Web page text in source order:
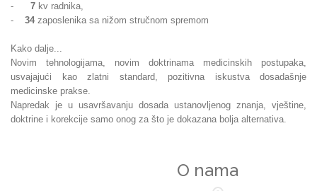
- 7 kv radnika,
- 34 zaposlenika sa nižom stručnom spremom
Kako dalje...
Novim tehnologijama, novim doktrinama medicinskih postupaka,
usvajajući kao zlatni standard, pozitivna iskustva dosadašnje
medicinske prakse.
Napredak je u usavršavanju dosada ustanovljenog znanja, vještine,
doktrine i korekcije samo onog za što je dokazana bolja alternativa.
O nama